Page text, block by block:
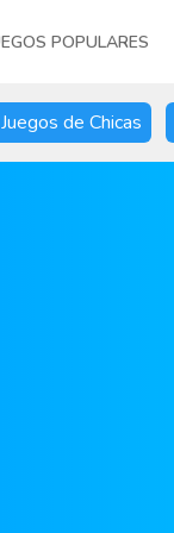
POPULARES
Juegos de Chicas